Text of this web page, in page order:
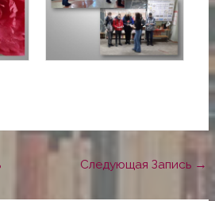
Следующая Запись →